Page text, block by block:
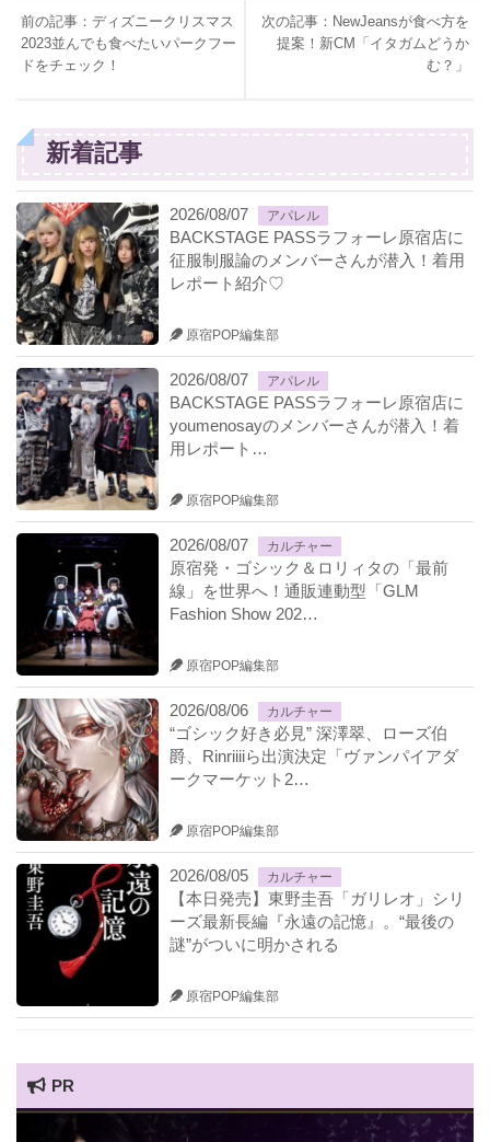
前の記事：ディズニークリスマス
2023並んでも食べたいパークフー
ドをチェック！
次の記事：NewJeansが食べ方を
提案！新CM「イタガムどうか
む？」
新着記事
2026/08/07 アパレル
BACKSTAGE PASSラフォーレ原宿店に
征服制服論のメンバーさんが潜入！着用
レポート紹介♡
原宿POP編集部
2026/08/07 アパレル
BACKSTAGE PASSラフォーレ原宿店に
youmenosayのメンバーさんが潜入！着
用レポート…
原宿POP編集部
2026/08/07 カルチャー
原宿発・ゴシック＆ロリィタの「最前
線」を世界へ！通販連動型「GLM
Fashion Show 202…
原宿POP編集部
2026/08/06 カルチャー
“ゴシック好き必見” 深澤翠、ローズ伯
爵、Rinriiiiら出演決定「ヴァンパイアダ
ークマーケット2…
原宿POP編集部
2026/08/05 カルチャー
【本日発売】東野圭吾「ガリレオ」シリ
ーズ最新長編『永遠の記憶』。“最後の
謎”がついに明かされる
原宿POP編集部
PR